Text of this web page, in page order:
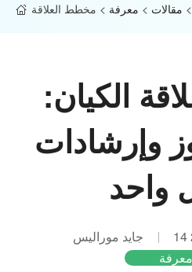
> مقالات > معرفة > مخطط العلاقة
الكيان:
وإرشادات
واحد
جايد موراليس
معرفة